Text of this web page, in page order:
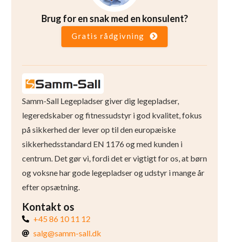
Brug for en snak med en konsulent?
Gratis rådgivning
Samm-Sall Legepladser giver dig legepladser,
legeredskaber og fitnessudstyr i god kvalitet, fokus
på sikkerhed der lever op til den europæiske
sikkerhedsstandard EN 1176 og med kunden i
centrum. Det gør vi, fordi det er vigtigt for os, at børn
og voksne har gode legepladser og udstyr i mange år
efter opsætning.
Kontakt os
+45 86 10 11 12
salg@samm-sall.dk